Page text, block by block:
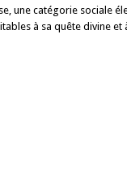
une catégorie sociale
à sa quête divine et